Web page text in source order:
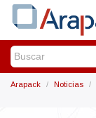
Arapack Noticias